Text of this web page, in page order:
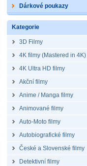
Dárkové poukazy
Kategorie
3D Filmy
4K filmy (Mastered in 4K)
4K Ultra HD filmy
Akční filmy
Anime / Manga filmy
Animované filmy
Auto-Moto filmy
Autobiografické filmy
České a Slovenské filmy
Detektivní filmy